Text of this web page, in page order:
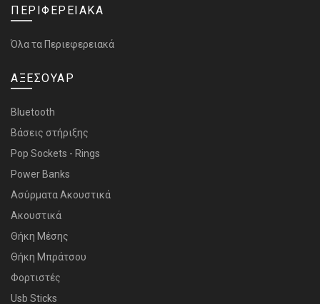
ΠΕΡΙΦΕΡΕΙΑΚΑ
Όλα τα Περιεφερειακά
ΑΞΕΣΟΥΑΡ
Bluetooth
Bάσεις στήριξης
Pop Sockets - Rings
Power Banks
Ασύρματα Ακουστικά
Ακουστικά
Θήκη Μέσης
Θήκη Μπράτσου
Φορτιστές
Usb Sticks